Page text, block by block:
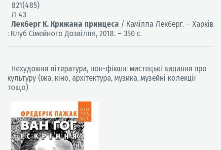
821(485)
Л 43
Лекберг К. Крижана принцеса/ Камілла Лекберг. – Харків
: Клуб Сімейного Дозвілля, 2018. – 350 с.
Нехудожня література, нон-фікшн: мистецькі видання про
культуру (їжа, кіно, архітектура, музика, музейні колекції
тощо)